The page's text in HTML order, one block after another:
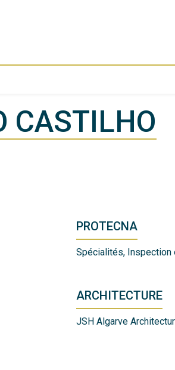
CASTILHO
PROTECNA
Spécialités, Inspection
ARCHITECTURE
JSH Algarve